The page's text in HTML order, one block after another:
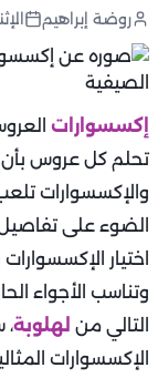
روضة إبراهيم الإثنين , 26
إكسسوارات
تحلم كل عروس بأن
والإكسسوارات
الضوء على
اختيار
وتناسب الأجواء
التالي من لهلوبة
الإكسسوارات